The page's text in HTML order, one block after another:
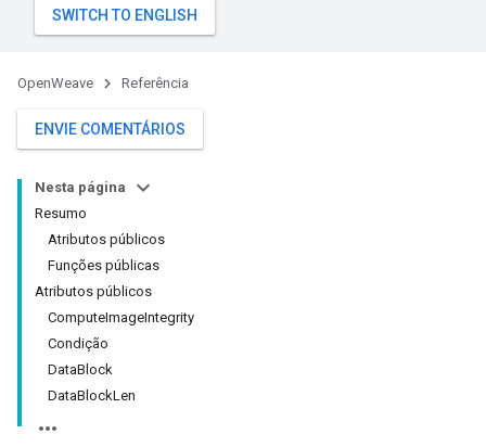
OpenWeave Referência
ENVIE COMENTÁRIOS
Nesta página
Resumo
Atributos públicos
Funções públicas
Atributos públicos
ComputeImageIntegrity
Condição
DataBlock
DataBlockLen